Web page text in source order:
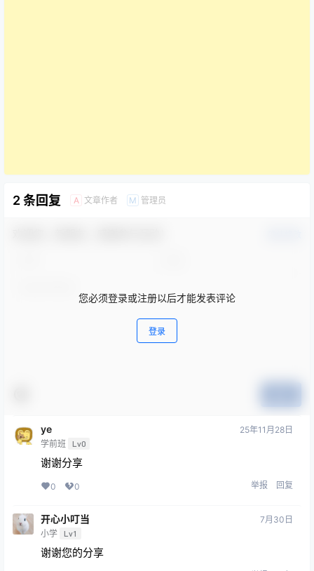
2 条回复 A 文章作者 M 管理员
您必须登录或注册以后才能发表评论
登录
ye
学前班 Lv0
25年11月28日
谢谢分享
0 0 举报 回复
开心小叮当
小学 Lv1
7月30日
谢谢您的分享